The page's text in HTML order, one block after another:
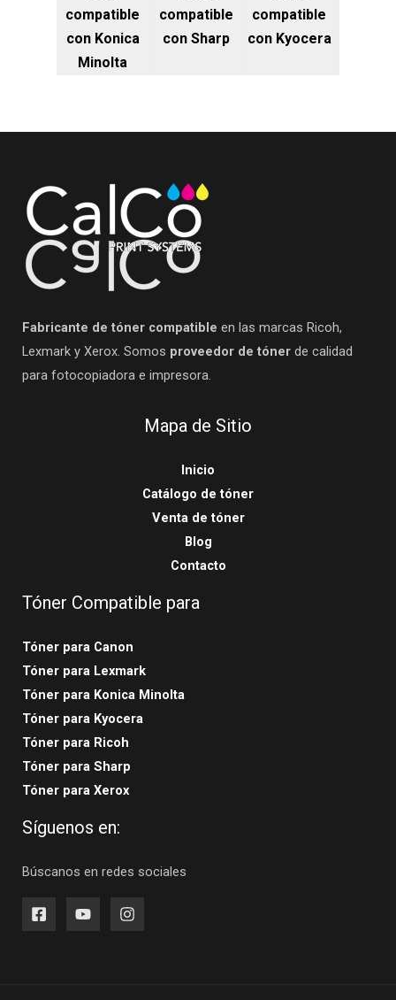
compatible
con Konica
Minolta
compatible
con Sharp
compatible
con Kyocera
Fabricante de tóner compatible en las marcas Ricoh,
Lexmark y Xerox. Somos proveedor de tóner de calidad
para fotocopiadora e impresora.
Mapa de Sitio
Inicio
Catálogo de tóner
Venta de tóner
Blog
Contacto
Tóner Compatible para
Tóner para Canon
Tóner para Lexmark
Tóner para Konica Minolta
Tóner para Kyocera
Tóner para Ricoh
Tóner para Sharp
Tóner para Xerox
Síguenos en:
Búscanos en redes sociales